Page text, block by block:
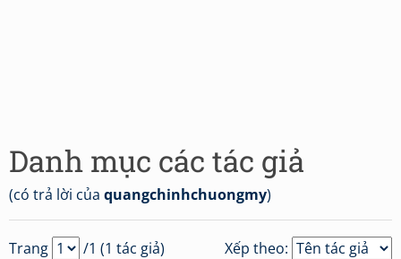
Danh mục các tác giả
(có trả lời của quangchinhchuongmy)
Xếp theo:
Trang /1 (1 tác giả)